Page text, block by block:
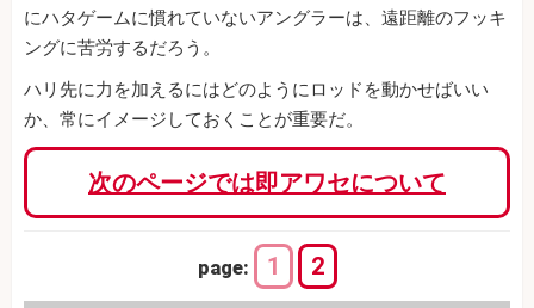
にハタゲームに慣れていないアングラーは、遠距離のフッキ
ングに苦労するだろう。
ハリ先に力を加えるにはどのようにロッドを動かせばいい
か、常にイメージしておくことが重要だ。
次のページでは即アワセについて
page: 1 2